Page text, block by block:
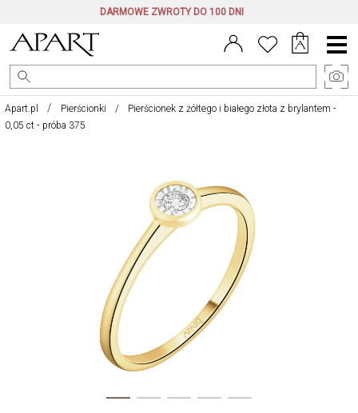
DARMOWE ZWROTY DO 100 DNI
Menu
główne
Apart.pl Pierścionki
Pierścionek z żółtego i białego złota z brylantem -
0,05 ct - próba 375